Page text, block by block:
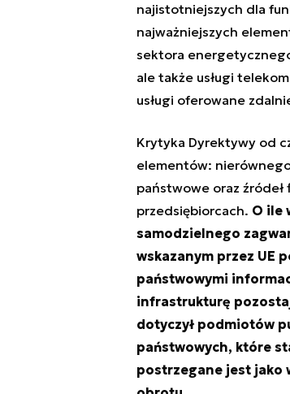
najistotniejszych dla
najważniejszych
sektora
ale także usługi
usługi oferowane
Krytyka Dyrektywy od
elementów:
państwowe oraz
przedsiębiorcach. O ile
samodzielnego
wskazanym przez UE
państwowymi
infrastrukturę
dotyczył podmiotów
państwowych, które
postrzegane jest jako